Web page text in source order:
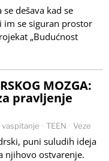
dešava kad se
se siguran prostor
„Budućnost
MOZGA:
pravljenje
vaspitanje · TEEN · Veze
puni suludih ideja
njihovo ostvarenje.